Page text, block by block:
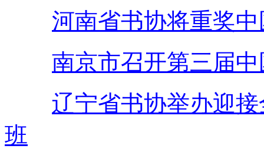
河南省书协将重奖
南京市召开第三届
辽宁省书协举办迎
班